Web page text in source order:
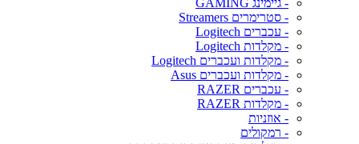
- גיימינג GAMING
- סטרימרים Streamers
- עכברים Logitech
- מקלדות Logitech
- מקלדות ועכברים Logitech
- מקלדות ועכברים Asus
- עכברים RAZER
- מקלדות RAZER
- אוזניות
- רמקולים